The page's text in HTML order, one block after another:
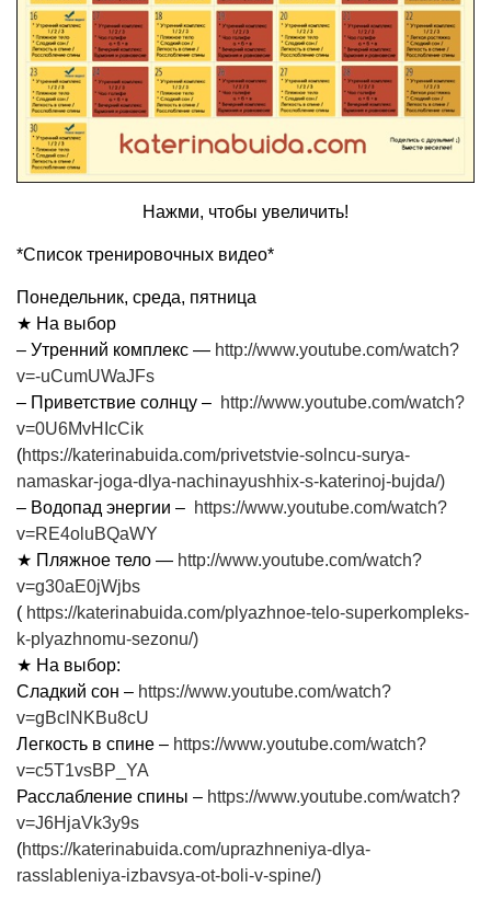
Нажми, чтобы увеличить!
*Список тренировочных видео*
Понедельник, среда, пятница
★ На выбор
– Утренний комплекс — http://www.youtube.com/watch?
v=-uCumUWaJFs
– Приветствие солнцу – http://www.youtube.com/watch?
v=0U6MvHIcCik
(https://katerinabuida.com/privetstvie-solncu-surya-
namaskar-joga-dlya-nachinayushhix-s-katerinoj-bujda/)
– Водопад энергии – https://www.youtube.com/watch?
v=RE4oluBQaWY
★ Пляжное тело — http://www.youtube.com/watch?
v=g30aE0jWjbs
( https://katerinabuida.com/plyazhnoe-telo-superkompleks-
k-plyazhnomu-sezonu/)
★ На выбор:
Сладкий сон – https://www.youtube.com/watch?
v=gBclNKBu8cU
Легкость в спине – https://www.youtube.com/watch?
v=c5T1vsBP_YA
Расслабление спины – https://www.youtube.com/watch?
v=J6HjaVk3y9s
(https://katerinabuida.com/uprazhneniya-dlya-
rasslableniya-izbavsya-ot-boli-v-spine/)